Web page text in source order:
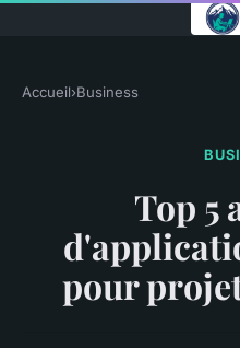
Accueil›Business
Top 5
pour